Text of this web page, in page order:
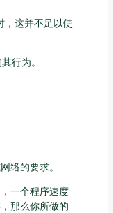
，这并不足以使
行为。
络的要求。
一个程序速度
那么你所做的